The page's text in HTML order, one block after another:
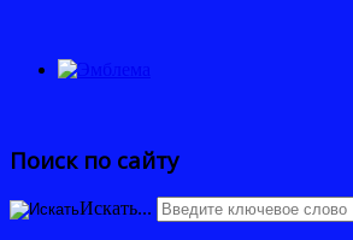
Поиск по сайту
Искать...